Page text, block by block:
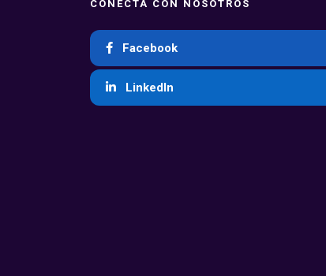
CONECTA CON NOSOTROS
Facebook
LinkedIn